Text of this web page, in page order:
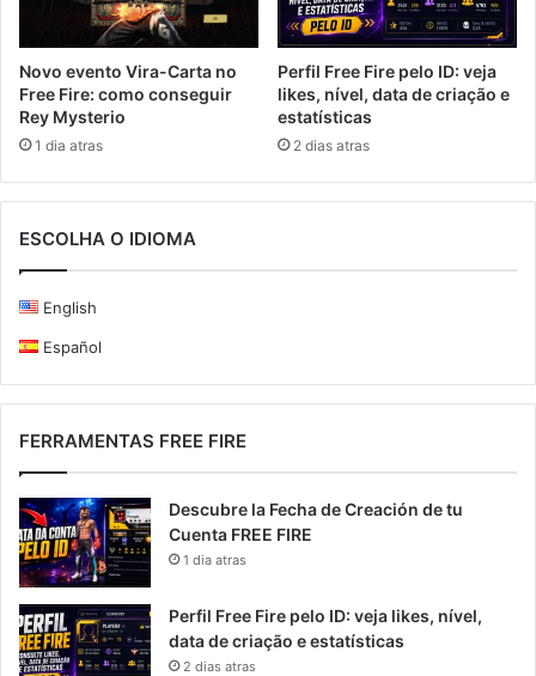
Novo evento Vira-Carta no
Free Fire: como conseguir
Rey Mysterio
1 dia atras
Perfil Free Fire pelo ID: veja
likes, nível, data de criação e
estatísticas
2 dias atras
ESCOLHA O IDIOMA
English
Español
FERRAMENTAS FREE FIRE
Descubre la Fecha de Creación de tu
Cuenta FREE FIRE
1 dia atras
Perfil Free Fire pelo ID: veja likes, nível,
data de criação e estatísticas
2 dias atras